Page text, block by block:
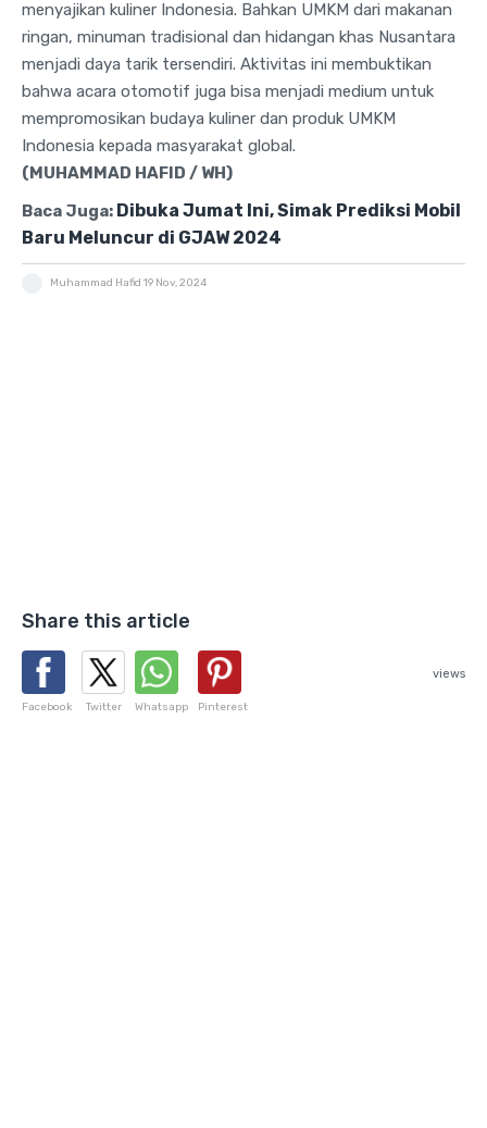
menyajikan kuliner Indonesia. Bahkan UMKM dari makanan
ringan, minuman tradisional dan hidangan khas Nusantara
menjadi daya tarik tersendiri. Aktivitas ini membuktikan
bahwa acara otomotif juga bisa menjadi medium untuk
mempromosikan budaya kuliner dan produk UMKM
Indonesia kepada masyarakat global.
(MUHAMMAD HAFID / WH)
Baca Juga: Dibuka Jumat Ini, Simak Prediksi Mobil
Baru Meluncur di GJAW 2024
Muhammad Hafid 19 Nov, 2024
Share this article
Facebook Twitter Whatsapp Pinterest
views